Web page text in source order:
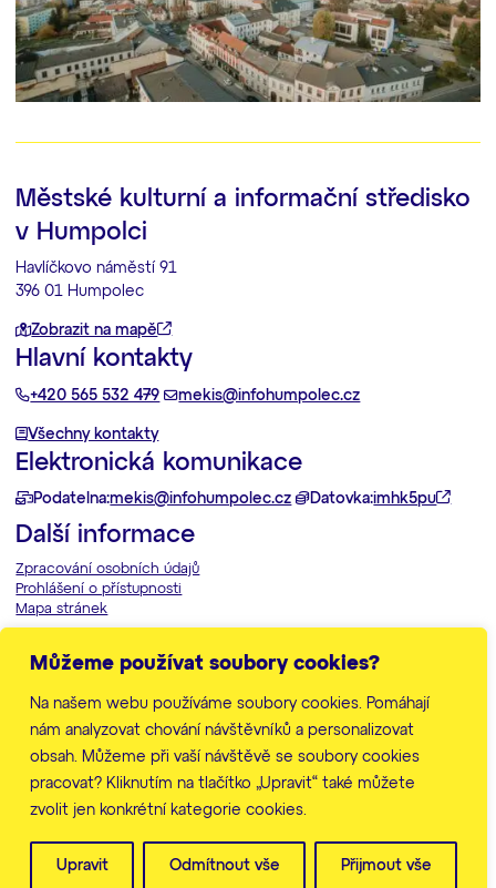
Můžeme používat soubory cookies?
Na našem webu používáme soubory cookies. Pomáhají
nám analyzovat chování návštěvníků a personalizovat
obsah. Můžeme při vaší návštěvě se soubory cookies
pracovat? Kliknutím na tlačítko „Upravit“ také můžete
zvolit jen konkrétní kategorie cookies.
Upravit Odmítnout vše Přijmout vše
Městské kulturní a informační středisko
v Humpolci
Havlíčkovo náměstí 91
396 01 Humpolec
Zobrazit na mapě
Hlavní kontakty
+420 565 532 479 mekis@infohumpolec.cz
Všechny kontakty
Elektronická komunikace
Podatelna:mekis@infohumpolec.cz Datovka:imhk5pu
Další informace
Zpracování osobních údajů
Prohlášení o přístupnosti
Mapa stránek
© Město Humpolec 2026
Web vytvořilaznačkárna